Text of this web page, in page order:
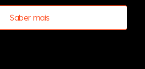
Saber mais